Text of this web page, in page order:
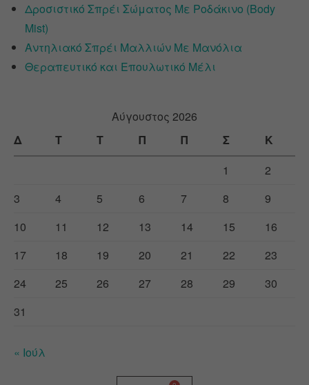
Δροσιστικό Σπρέι Σώματος Με Ροδάκινο (Body
Mist)
Αντηλιακό Σπρέι Μαλλιών Με Μανόλια
Θεραπευτικό και Επουλωτικό Μέλι
Αύγουστος 2026
Δ
Τ Τ Π Π Σ
Κ
1
2
3
4 5 6 7 8
9
10
11 12 13 14 15
16
17
18 19 20 21 22
23
24
25 26 27 28 29
30
31
« Ιούλ